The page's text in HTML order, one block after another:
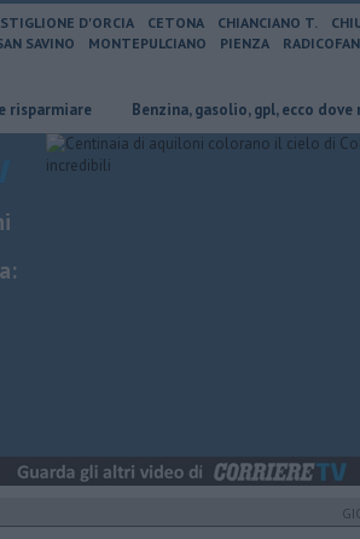
D'ORCIA CETONA CHIANCIANO T.
SAVINO MONTEPULCIANO PIENZA
​Benzina, gasolio, gpl, ecco dove